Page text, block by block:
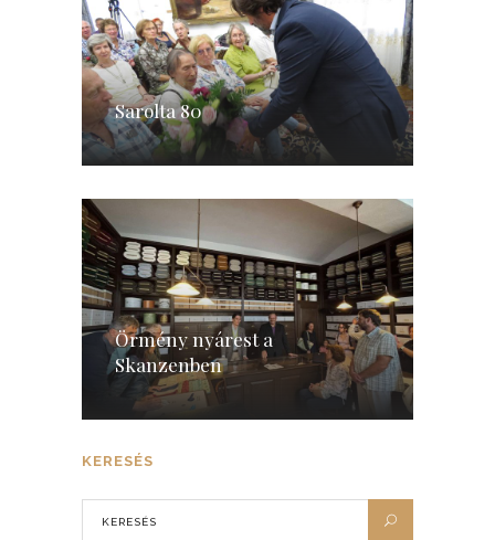
Sarolta 80
Örmény nyárest a
Skanzenben
KERESÉS